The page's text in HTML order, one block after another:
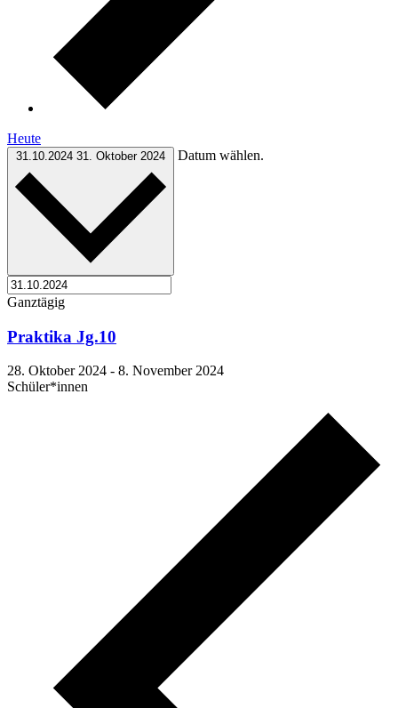
Heute
31.10.2024 31. Oktober 2024 Datum wählen.
Ganztägig
Praktika Jg.10
28. Oktober 2024 - 8. November 2024
Schüler*innen